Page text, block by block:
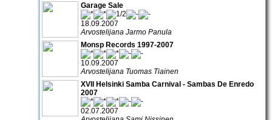
Garage Sale
18.09.2007
Arvostelijana Jarmo Panula
Monsp Records 1997-2007
10.09.2007
Arvostelijana Tuomas Tiainen
XVII Helsinki Samba Carnival - Sambas De Enredo
2007
02.07.2007